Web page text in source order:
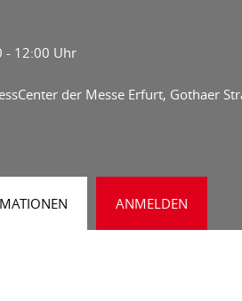
- 12:00 Uhr
der Messe Erfurt, Gothaer
ANMELDEN